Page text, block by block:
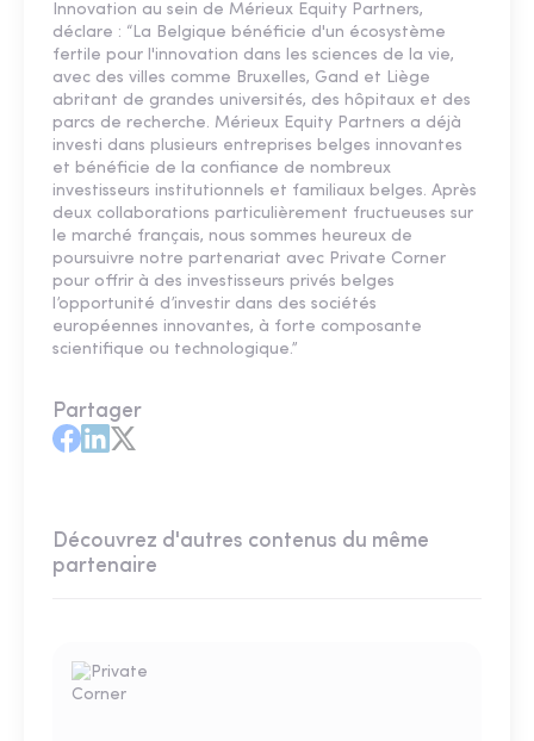
Innovation au sein de Mérieux Equity Partners,
déclare : “La Belgique bénéficie d'un écosystème
fertile pour l'innovation dans les sciences de la vie,
avec des villes comme Bruxelles, Gand et Liège
abritant de grandes universités, des hôpitaux et des
parcs de recherche. Mérieux Equity Partners a déjà
investi dans plusieurs entreprises belges innovantes
et bénéficie de la confiance de nombreux
investisseurs institutionnels et familiaux belges. Après
deux collaborations particulièrement fructueuses sur
le marché français, nous sommes heureux de
poursuivre notre partenariat avec Private Corner
pour offrir à des investisseurs privés belges
l’opportunité d’investir dans des sociétés
européennes innovantes, à forte composante
scientifique ou technologique.”
Partager
Découvrez d'autres contenus du même
partenaire